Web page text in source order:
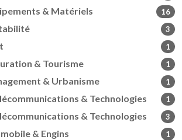
& Matériels 16
3
1
& Tourisme 1
& Urbanisme 1
& Technologies 1
& Technologies 3
& Engins 1